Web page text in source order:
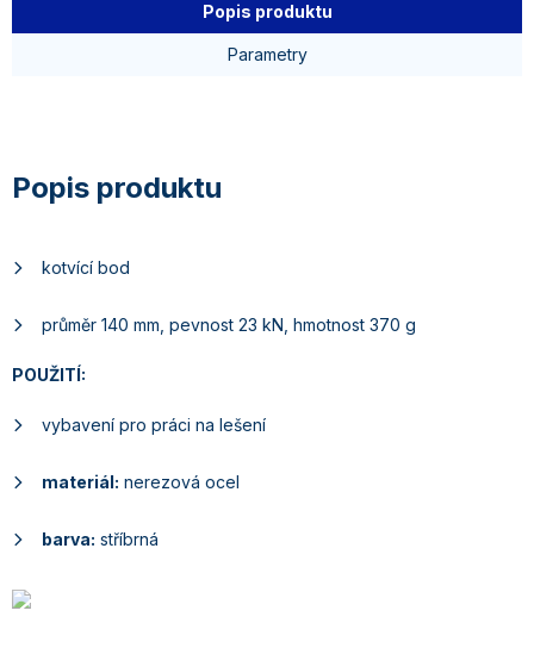
Popis produktu
Parametry
kotvící bod
průměr 140 mm, pevnost 23 kN, hmotnost 370 g
POUŽITÍ:
vybavení pro práci na lešení
materiál: nerezová ocel
barva: stříbrná